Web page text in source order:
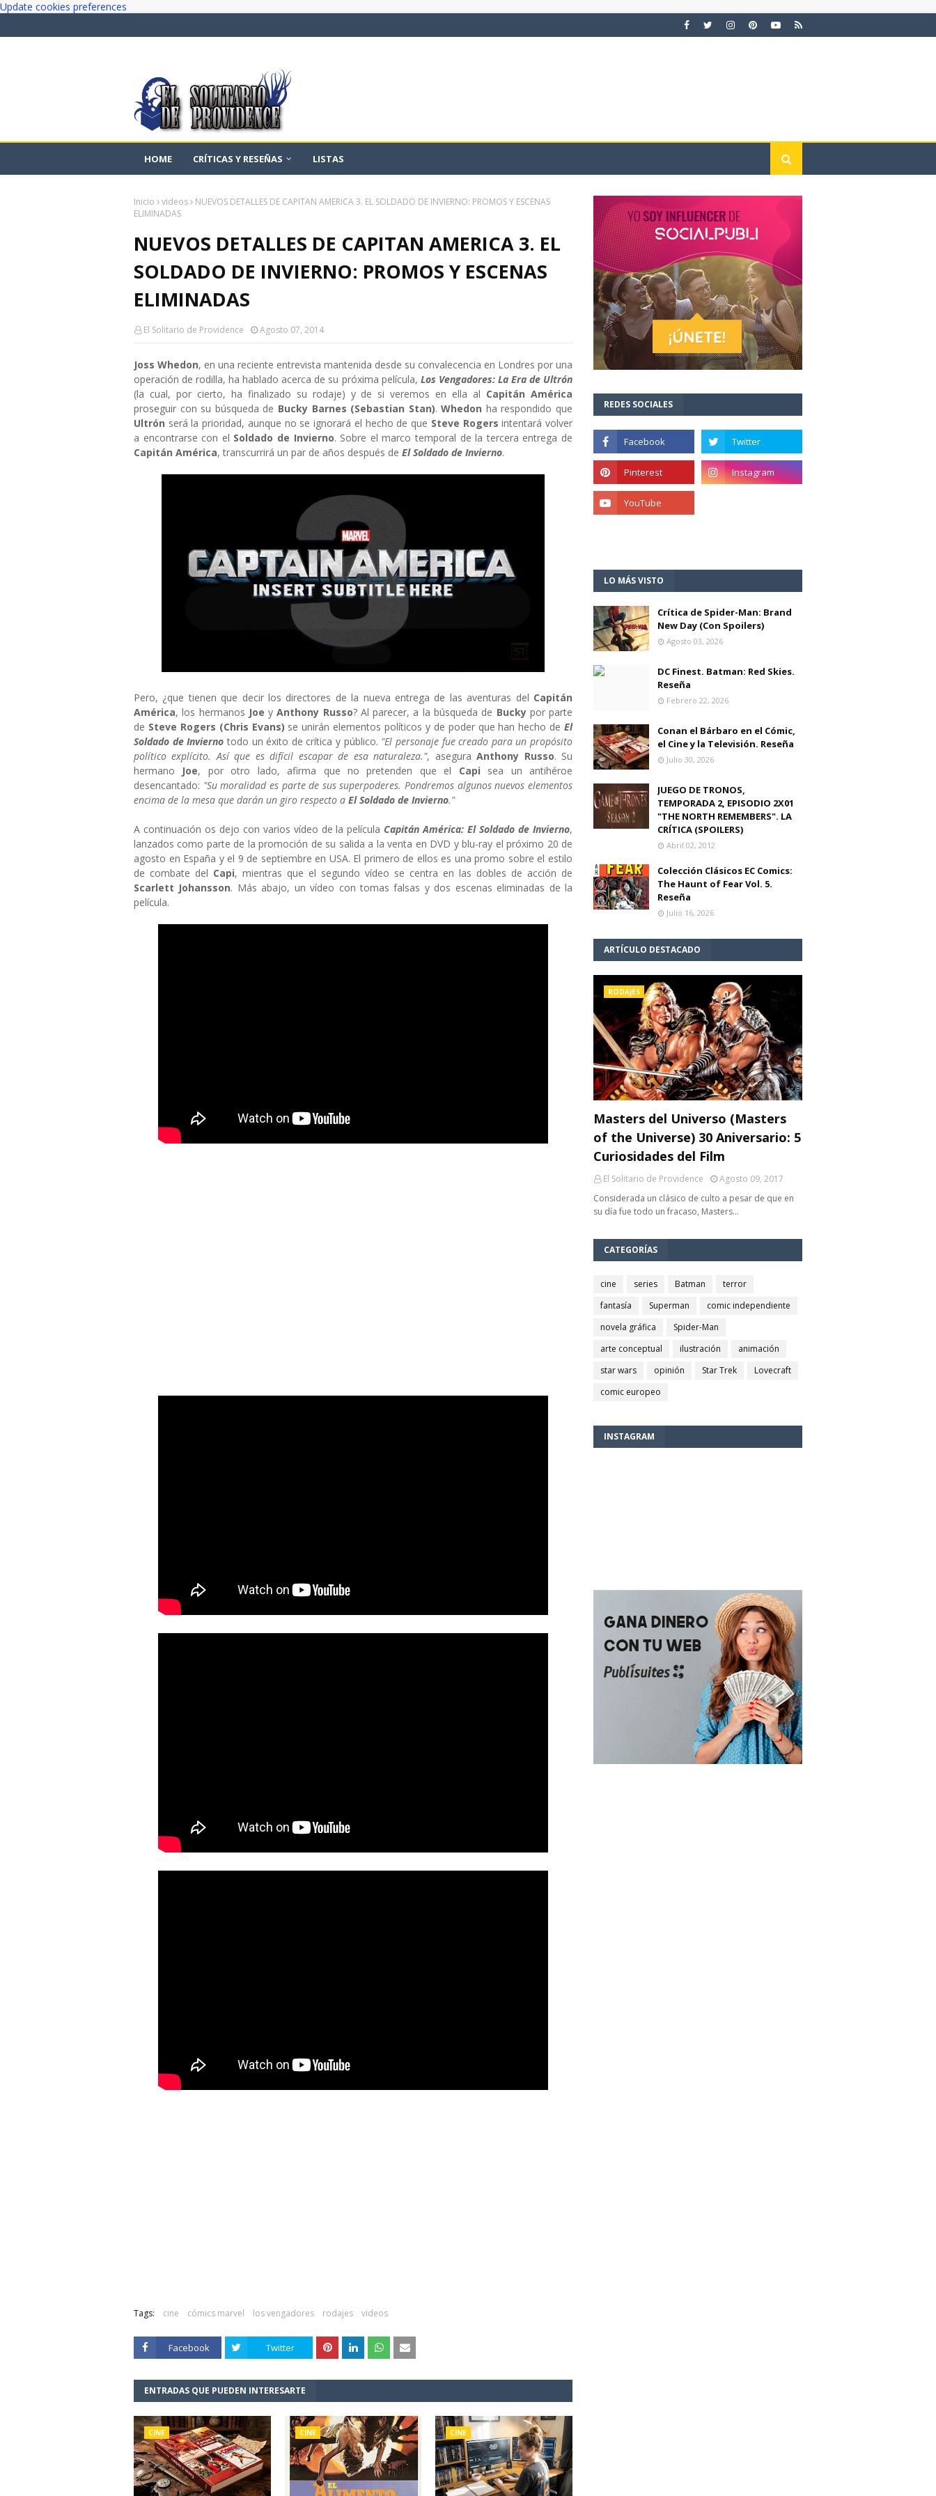
Update cookies preferences
HOME CRÍTICAS Y RESEÑAS LISTAS
Inicio videos
NUEVOS DETALLES DE CAPITAN AMERICA 3. EL SOLDADO DE INVIERNO: PROMOS Y ESCENAS
ELIMINADAS
NUEVOS DETALLES DE CAPITAN AMERICA 3. EL
SOLDADO DE INVIERNO: PROMOS Y ESCENAS
ELIMINADAS
El Solitario de Providence Agosto 07, 2014
Joss Whedon, en una reciente entrevista mantenida desde su convalecencia en Londres por una
operación de rodilla, ha hablado acerca de su próxima película, Los Vengadores: La Era de Ultrón
(la cual, por cierto, ha finalizado su rodaje) y de si veremos en ella al Capitán América
proseguir con su búsqueda de Bucky Barnes (Sebastian Stan).Whedon ha respondido que
Ultrón será la prioridad, aunque no se ignorará el hecho de que Steve Rogersintentará volver
a encontrarse con el Soldado de Invierno. Sobre el marco temporal de la tercera entrega de
Capitán América, transcurrirá un par de años después de El Soldado de Invierno.
Pero, ¿que tienen que decir los directores de la nueva entrega de las aventuras del Capitán
América, los hermanos JoeyAnthony Russo? Al parecer, a la búsqueda de Bucky por parte
de Steve Rogers (Chris Evans) se unirán elementos políticos y de poder que han hecho de El
Soldado de Invierno todo un éxito de crítica y público. "El personaje fue creado para un propósito
político explícito. Así que es difícil escapar de esa naturaleza.", asegura Anthony Russo. Su
hermano Joe, por otro lado, afirma que no pretenden que el Capi sea un antihéroe
desencantado: "Su moralidad es parte de sus superpoderes. Pondremos algunos nuevos elementos
encima de la mesa que darán un giro respecto a El Soldado de Invierno."
A continuación os dejo con varios vídeo de la película Capitán América: El Soldado de Invierno,
lanzados como parte de la promoción de su salida a la venta en DVD y blu-ray el próximo 20 de
agosto en España y el 9 de septiembre en USA. El primero de ellos es una promo sobre el estilo
de combate del Capi, mientras que el segundo vídeo se centra en las dobles de acción de
Scarlett Johansson. Más abajo, un vídeo con tomas falsas y dos escenas eliminadas de la
película.
Tags: cine cómics marvel los vengadores rodajes videos
Facebook Twitter
ENTRADAS QUE PUEDEN INTERESARTE
CINE CINE CINE
REDES SOCIALES
LO MÁS VISTO
Crítica de Spider-Man: Brand
New Day (Con Spoilers)
Agosto 03, 2026
DC Finest. Batman: Red Skies.
Reseña
Febrero 22, 2026
Conan el Bárbaro en el Cómic,
el Cine y la Televisión. Reseña
Julio 30, 2026
JUEGO DE TRONOS,
TEMPORADA 2, EPISODIO 2X01
"THE NORTH REMEMBERS". LA
CRÍTICA (SPOILERS)
Abril 02, 2012
Colección Clásicos EC Comics:
The Haunt of Fear Vol. 5.
Reseña
Julio 16, 2026
ARTÍCULO DESTACADO
RODAJES
Masters del Universo (Masters
of the Universe) 30 Aniversario: 5
Curiosidades del Film
El Solitario de Providence
Agosto 09, 2017
Considerada un clásico de culto a pesar de que en
su día fue todo un fracaso, Masters…
CATEGORÍAS
cine series Batman
terror
fantasía
Superman
comic independiente
novela gráfica
Spider-Man
arte conceptual
ilustración
animación
star wars
opinión Star Trek
Lovecraft
comic europeo
INSTAGRAM